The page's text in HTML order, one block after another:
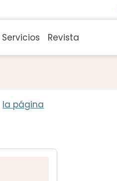
Servicios Revista
la página